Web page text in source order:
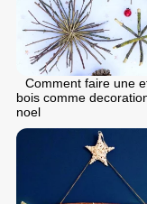
Comment faire une
bois comme
noel